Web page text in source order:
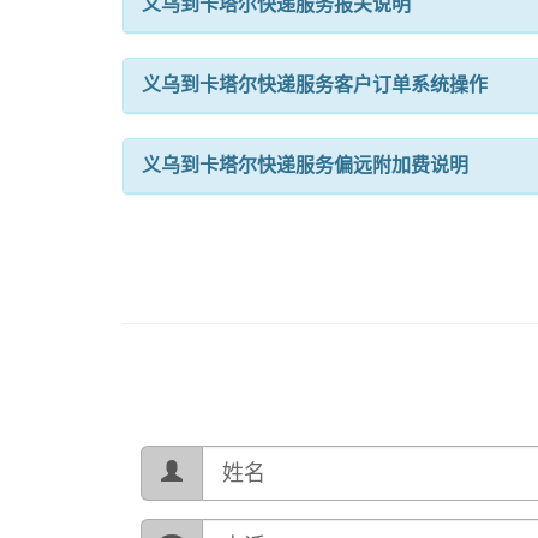
义乌到卡塔尔快递服务报关说明
义乌到卡塔尔快递服务客户订单系统操作
义乌到卡塔尔快递服务偏远附加费说明